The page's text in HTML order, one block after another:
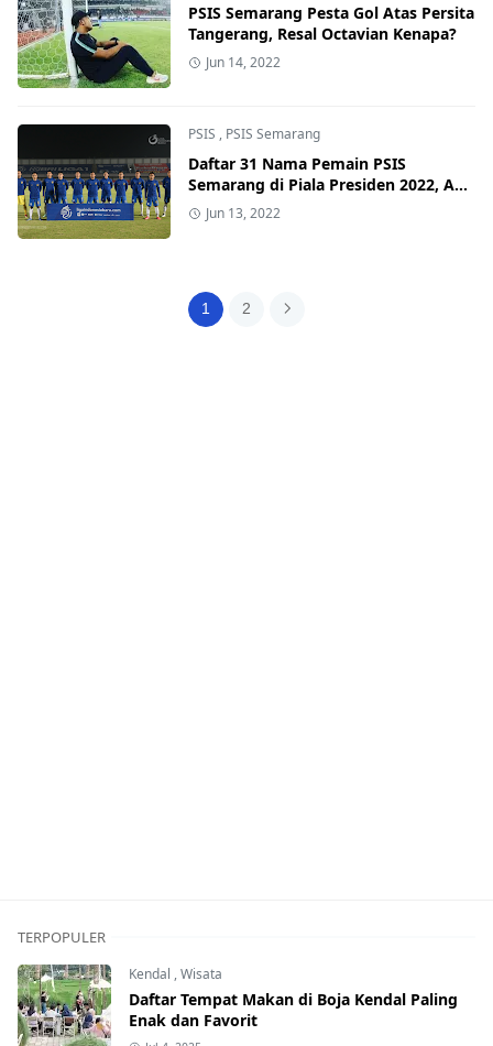
PSIS Semarang Pesta Gol Atas Persita
Tangerang, Resal Octavian Kenapa?
Jun 14, 2022
PSIS , PSIS Semarang
Daftar 31 Nama Pemain PSIS
Semarang di Piala Presiden 2022, Ada
Dewangga hingga Taisei Marukawa
Jun 13, 2022
1 2
TERPOPULER
Kendal ,Wisata
Daftar Tempat Makan di Boja Kendal Paling
Enak dan Favorit